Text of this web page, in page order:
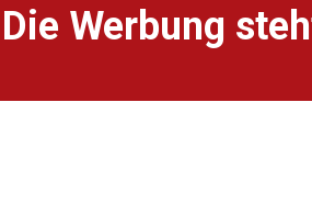
Die Werbung